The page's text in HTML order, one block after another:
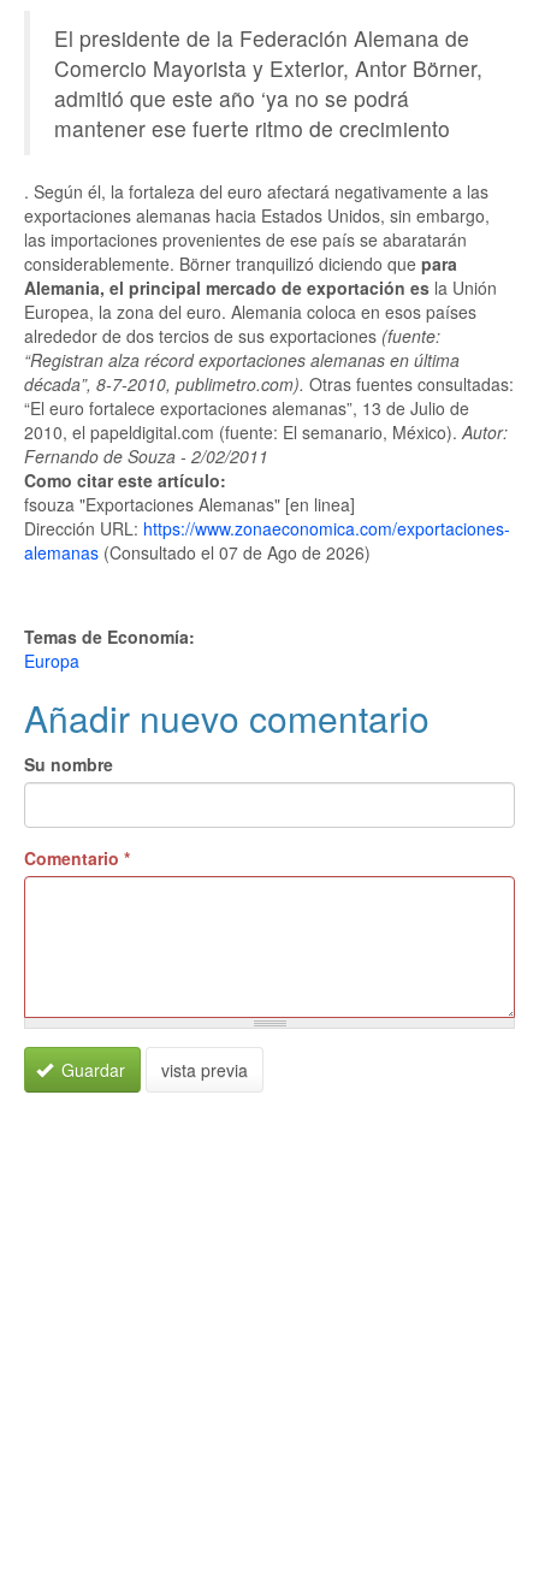
El presidente de la Federación Alemana de
Comercio Mayorista y Exterior, Antor Börner,
admitió que este año ‘ya no se podrá
mantener ese fuerte ritmo de crecimiento
. Según él, la fortaleza del euro afectará negativamente a las
exportaciones alemanas hacia Estados Unidos, sin embargo,
las importaciones provenientes de ese país se abaratarán
considerablemente. Börner tranquilizó diciendo que para
Alemania, el principal mercado de exportación es la Unión
Europea, la zona del euro. Alemania coloca en esos países
alrededor de dos tercios de sus exportaciones (fuente:
“Registran alza récord exportaciones alemanas en última
década”, 8-7-2010, publimetro.com). Otras fuentes consultadas:
“El euro fortalece exportaciones alemanas”, 13 de Julio de
2010, el papeldigital.com (fuente: El semanario, México).Autor:
Fernando de Souza - 2/02/2011
Como citar este artículo:
fsouza "Exportaciones Alemanas" [en linea]
Dirección URL: https://www.zonaeconomica.com/exportaciones-
alemanas (Consultado el 07 de Ago de 2026)
Temas de Economía:
Europa
Añadir nuevo comentario
Su nombre
Comentario *
Guardar vista previa